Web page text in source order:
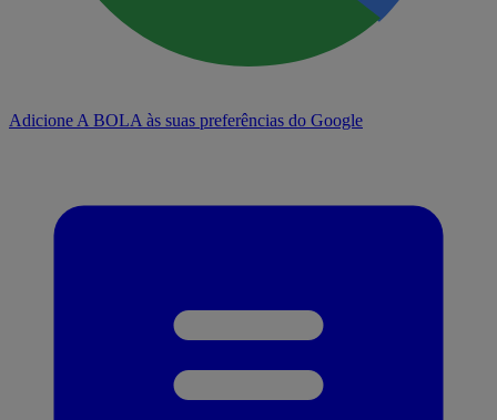
Adicione A BOLA às suas preferências do Google